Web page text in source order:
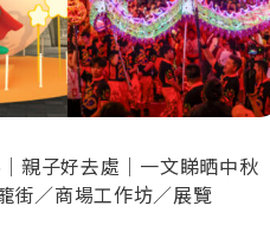
親子好去處｜一文睇晒中秋
街／商場工作坊／展覽